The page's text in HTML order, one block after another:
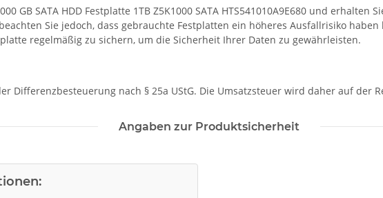
GB SATA HDD Festplatte 1TB Z5K1000 SATA HTS541010A9E680 und erhalten
Sie jedoch, dass gebrauchte Festplatten ein höheres Ausfallrisiko
regelmäßig zu sichern, um die Sicherheit Ihrer Daten zu gewährleisten.
Differenzbesteuerung nach § 25a UStG. Die Umsatzsteuer wird daher auf der
Angaben zur Produktsicherheit